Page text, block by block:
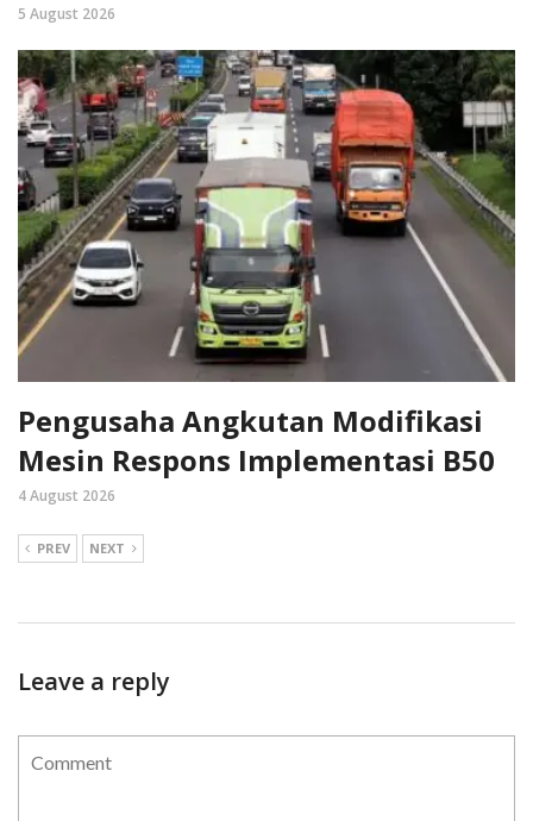
5 August 2026
Pengusaha Angkutan Modifikasi
Mesin Respons Implementasi B50
4 August 2026
PREV NEXT
Leave a reply